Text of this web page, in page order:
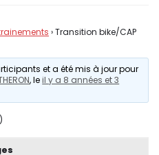
›Transition bike/CAP
et a été mis à jour pour
, leil y a 8 années et 3